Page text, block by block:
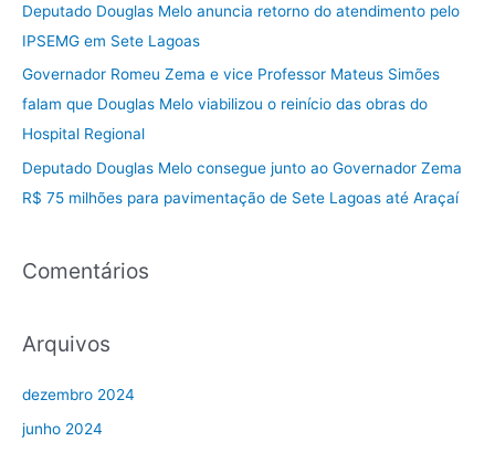
p
o
r
:
Deputado Douglas Melo anuncia retorno do atendimento pelo
IPSEMG em Sete Lagoas
Governador Romeu Zema e vice Professor Mateus Simões
falam que Douglas Melo viabilizou o reinício das obras do
Hospital Regional
Deputado Douglas Melo consegue junto ao Governador Zema
R$ 75 milhões para pavimentação de Sete Lagoas até Araçaí
Comentários
Arquivos
dezembro 2024
junho 2024